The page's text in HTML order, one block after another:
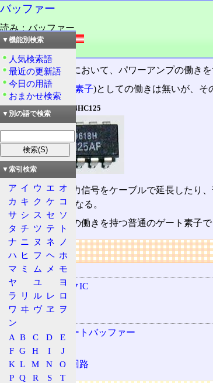
バッファー
読み：バッファー
外語：buffer
品詞：名詞
ディジタル回路
において、パワーアンプの働きを
ゲート素子(
論理素子)としての働きは無いが、そ
バッファーICの例 74HC125
これにより、出力信号をケーブルで延長したり
には絶対に必要となる。
論理素子としての働きを持つ普通のゲート素子
リンク
用語の所属
標準ロジックIC
74シリーズ
関連する用語
スリーステートバッファー
論理素子
ディジタル回路
▼機能別検索
人気検索語
最近の更新語
今日の用語
おまかせ検索
▼別の語で検索
▼索引検索
ア イ ウ エ オ
カ キ ク ケ コ
サ シ ス セ ソ
タ チ ツ テ
ト
ナ ニ ヌ ネ
ノ
ハ ヒ フ ヘ ホ
マ ミ ム メ
モ
ヤ
ユ
ヨ
ラ
リ ル レ ロ
ワ ヰ ヴ ヱ
ヲ
ン
A B C D
E
F G H I
J
K L M N
O
P Q R S
T